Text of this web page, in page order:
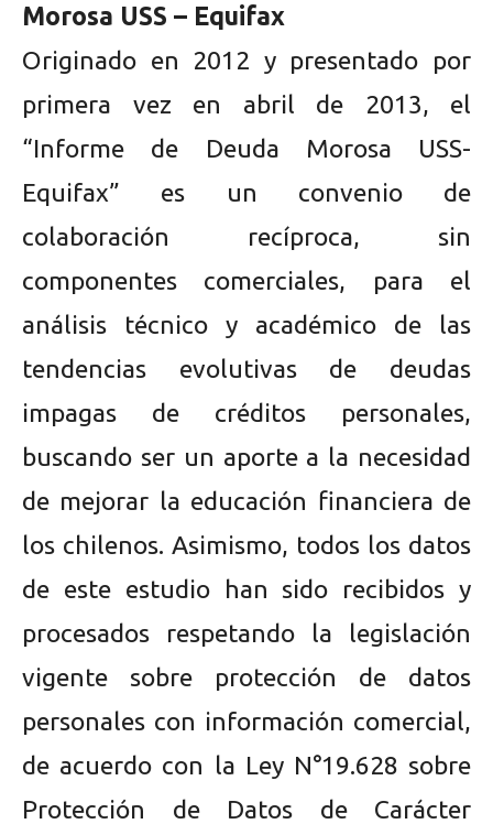
Morosa USS – Equifax
Originado en 2012 y presentado por
primera vez en abril de 2013, el
“Informe de Deuda Morosa USS-
Equifax” es un convenio de
colaboración recíproca, sin
componentes comerciales, para el
análisis técnico y académico de las
tendencias evolutivas de deudas
impagas de créditos personales,
buscando ser un aporte a la necesidad
de mejorar la educación financiera de
los chilenos. Asimismo, todos los datos
de este estudio han sido recibidos y
procesados respetando la legislación
vigente sobre protección de datos
personales con información comercial,
de acuerdo con la Ley N°19.628 sobre
Protección de Datos de Carácter